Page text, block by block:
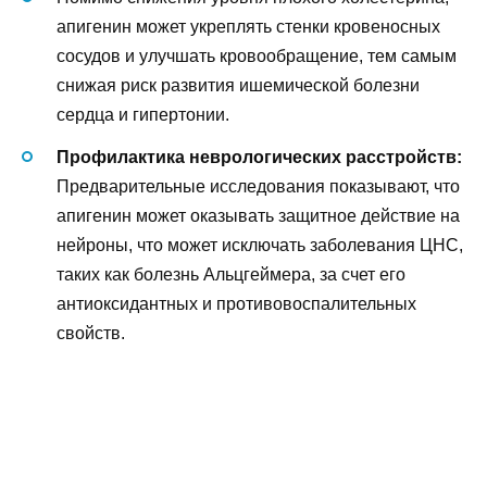
апигенин может укреплять стенки кровеносных
сосудов и улучшать кровообращение, тем самым
снижая риск развития ишемической болезни
сердца и гипертонии.
Профилактика неврологических расстройств:
Предварительные исследования показывают, что
апигенин может оказывать защитное действие на
нейроны, что может исключать заболевания ЦНС,
таких как болезнь Альцгеймера, за счет его
антиоксидантных и противовоспалительных
свойств.